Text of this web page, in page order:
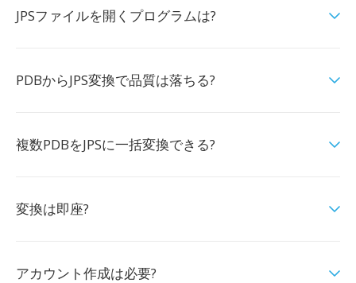
JPSファイルを開くプログラムは?
PDBからJPS変換で品質は落ちる?
複数PDBをJPSに一括変換できる?
変換は即座?
アカウント作成は必要?